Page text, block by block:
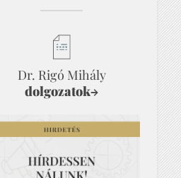
Dr. Rigó Mihály
dolgozatok→